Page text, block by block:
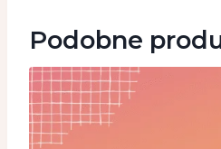
Podobne